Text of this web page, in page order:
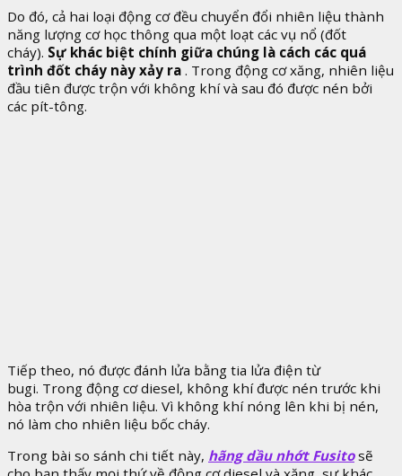
Do đó, cả hai loại động cơ đều chuyển đổi nhiên liệu thành
năng lượng cơ học thông qua một loạt các vụ nổ (đốt
cháy). Sự khác biệt chính giữa chúng là cách các quá
trình đốt cháy này xảy ra . Trong động cơ xăng, nhiên liệu
đầu tiên được trộn với không khí và sau đó được nén bởi
các pít-tông.
Tiếp theo, nó được đánh lửa bằng tia lửa điện từ
bugi. Trong động cơ diesel, không khí được nén trước khi
hòa trộn với nhiên liệu. Vì không khí nóng lên khi bị nén,
nó làm cho nhiên liệu bốc cháy.
Trong bài so sánh chi tiết này, hãng dầu nhớt Fusitosẽ